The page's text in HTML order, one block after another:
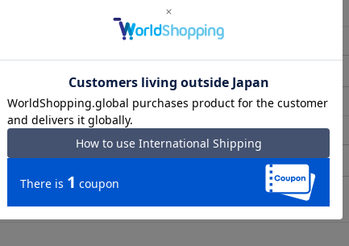
（メールアドレス確認のため再度入力をお願いします)